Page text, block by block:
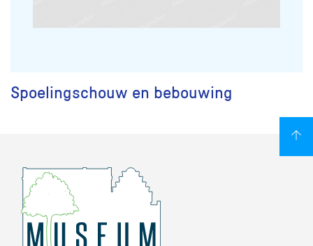
Spoelingschouw en bebouwing